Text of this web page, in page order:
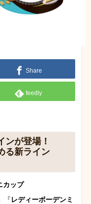
Share
feedly
ンが登場！
る新ライン
カップ
『レディーボーデンミ